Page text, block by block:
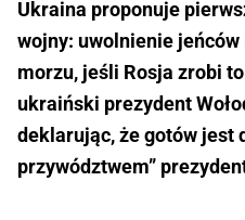
Ukraina proponuje
wojny: uwolnienie
morzu, jeśli Rosja zrobi
ukraiński prezydent
deklarując, że gotów jest
przywództwem”